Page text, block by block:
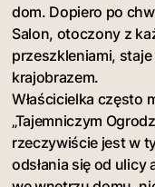
dom. Dopiero po
Salon, otoczony z
przeszkleniami,
krajobrazem.
Właścicielka często
„Tajemniczym
rzeczywiście jest w
odsłania się od ulicy